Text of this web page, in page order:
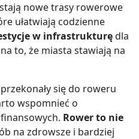
nowe trasy rowerowe
ułatwiają codzienne
w infrastrukturędla
to, że miasta stawiają na
się do roweru
wspomnieć o
Rower to nie
na zdrowsze i bardziej